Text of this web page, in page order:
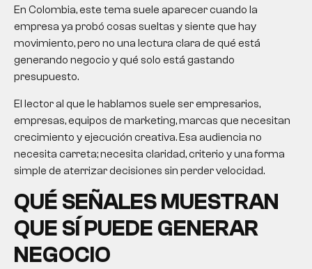
En Colombia, este tema suele aparecer cuando la
empresa ya probó cosas sueltas y siente que hay
movimiento, pero no una lectura clara de qué está
generando negocio y qué solo está gastando
presupuesto.
El lector al que le hablamos suele ser empresarios,
empresas, equipos de marketing, marcas que necesitan
crecimiento y ejecución creativa. Esa audiencia no
necesita carreta; necesita claridad, criterio y una forma
simple de aterrizar decisiones sin perder velocidad.
QUÉ SEÑALES MUESTRAN
QUE SÍ PUEDE GENERAR
NEGOCIO